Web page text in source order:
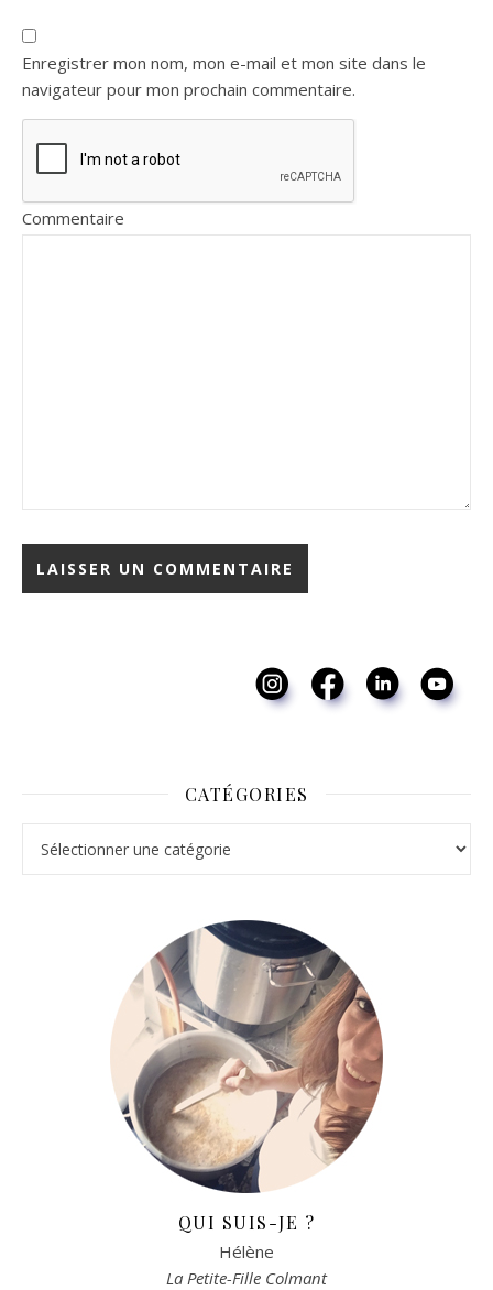
Enregistrer mon nom, mon e-mail et mon site dans le
navigateur pour mon prochain commentaire.
Commentaire
CATÉGORIES
QUI SUIS-JE ?
Hélène
La Petite-Fille Colmant